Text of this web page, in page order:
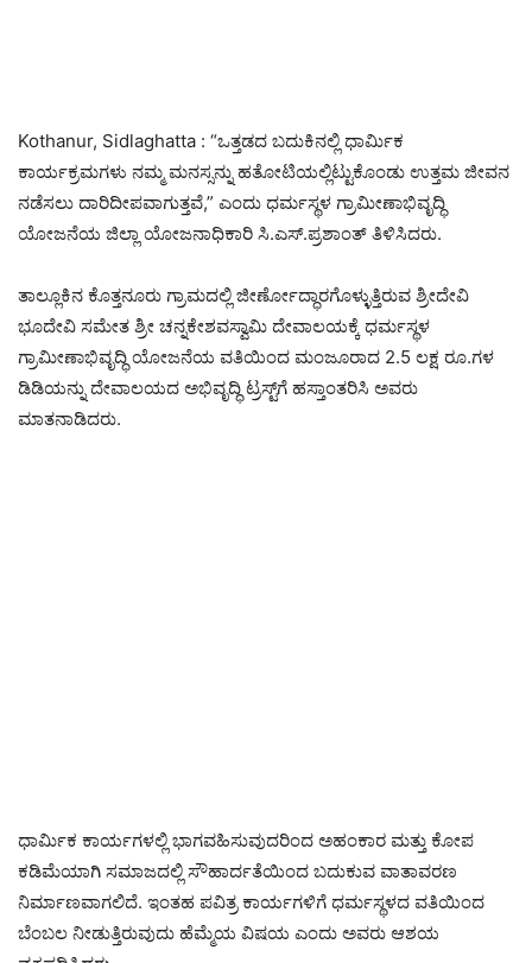
Kothanur, Sidlaghatta : “ಒತ್ತಡದ ಬದುಕಿನಲ್ಲಿ ಧಾರ್ಮಿಕ
ಕಾರ್ಯಕ್ರಮಗಳು ನಮ್ಮ ಮನಸ್ಸನ್ನು ಹತೋಟಿಯಲ್ಲಿಟ್ಟುಕೊಂಡು ಉತ್ತಮ ಜೀವನ
ನಡೆಸಲು ದಾರಿದೀಪವಾಗುತ್ತವೆ,” ಎಂದು ಧರ್ಮಸ್ಥಳ ಗ್ರಾಮೀಣಾಭಿವೃದ್ಧಿ
ಯೋಜನೆಯ ಜಿಲ್ಲಾ ಯೋಜನಾಧಿಕಾರಿ ಸಿ.ಎಸ್.ಪ್ರಶಾಂತ್ ತಿಳಿಸಿದರು.
ತಾಲ್ಲೂಕಿನ ಕೊತ್ತನೂರು ಗ್ರಾಮದಲ್ಲಿ ಜೀರ್ಣೋದ್ಧಾರಗೊಳ್ಳುತ್ತಿರುವ ಶ್ರೀದೇವಿ
ಭೂದೇವಿ ಸಮೇತ ಶ್ರೀ ಚನ್ನಕೇಶವಸ್ವಾಮಿ ದೇವಾಲಯಕ್ಕೆ ಧರ್ಮಸ್ಥಳ
ಗ್ರಾಮೀಣಾಭಿವೃದ್ಧಿ ಯೋಜನೆಯ ವತಿಯಿಂದ ಮಂಜೂರಾದ 2.5 ಲಕ್ಷ ರೂ.ಗಳ
ಡಿಡಿಯನ್ನು ದೇವಾಲಯದ ಅಭಿವೃದ್ಧಿ ಟ್ರಸ್ಟ್‌ಗೆ ಹಸ್ತಾಂತರಿಸಿ ಅವರು
ಮಾತನಾಡಿದರು.
ಧಾರ್ಮಿಕ ಕಾರ್ಯಗಳಲ್ಲಿ ಭಾಗವಹಿಸುವುದರಿಂದ ಅಹಂಕಾರ ಮತ್ತು ಕೋಪ
ಕಡಿಮೆಯಾಗಿ ಸಮಾಜದಲ್ಲಿ ಸೌಹಾರ್ದತೆಯಿಂದ ಬದುಕುವ ವಾತಾವರಣ
ನಿರ್ಮಾಣವಾಗಲಿದೆ. ಇಂತಹ ಪವಿತ್ರ ಕಾರ್ಯಗಳಿಗೆ ಧರ್ಮಸ್ಥಳದ ವತಿಯಿಂದ
ಬೆಂಬಲ ನೀಡುತ್ತಿರುವುದು ಹೆಮ್ಮೆಯ ವಿಷಯ ಎಂದು ಅವರು ಆಶಯ